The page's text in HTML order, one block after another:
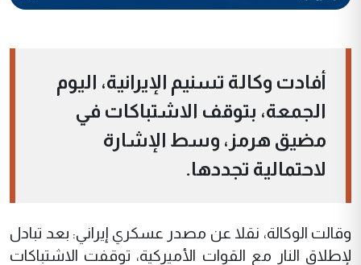
أفادت وكالة تسنيم الإيرانية، اليوم
الجمعة، بتوقف الاشتباكات في
مضيق هرمز، وسط الإشارة
لاحتمالية تجددها.
وقالت الوكالة، نقلا عن مصدر عسكري إيراني: بعد تبادل
لإطلاق النار مع القوات الأميركية، توقفت الاشتباكات